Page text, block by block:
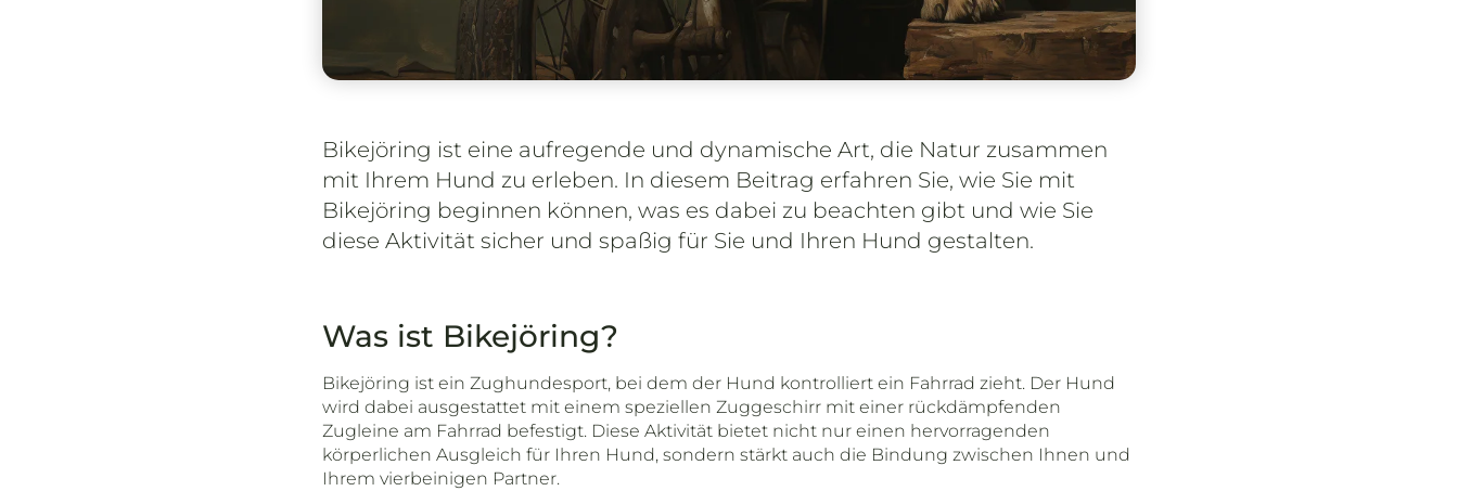
Bikejöring ist eine aufregende und dynamische Art, die Natur zusammen
mit Ihrem Hund zu erleben. In diesem Beitrag erfahren Sie, wie Sie mit
Bikejöring beginnen können, was es dabei zu beachten gibt und wie Sie
diese Aktivität sicher und spaßig für Sie und Ihren Hund gestalten.
Was ist Bikejöring?
Bikejöring ist ein Zughundesport, bei dem der Hund kontrolliert ein Fahrrad zieht. Der Hund
wird dabei ausgestattet mit einem speziellen Zuggeschirr mit einer rückdämpfenden
Zugleine am Fahrrad befestigt. Diese Aktivität bietet nicht nur einen hervorragenden
körperlichen Ausgleich für Ihren Hund, sondern stärkt auch die Bindung zwischen Ihnen und
Ihrem vierbeinigen Partner.